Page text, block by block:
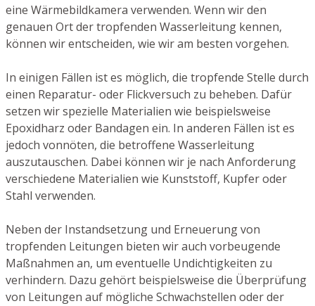
eine Wärmebildkamera verwenden. Wenn wir den
genauen Ort der tropfenden Wasserleitung kennen,
können wir entscheiden, wie wir am besten vorgehen.
In einigen Fällen ist es möglich, die tropfende Stelle durch
einen Reparatur- oder Flickversuch zu beheben. Dafür
setzen wir spezielle Materialien wie beispielsweise
Epoxidharz oder Bandagen ein. In anderen Fällen ist es
jedoch vonnöten, die betroffene Wasserleitung
auszutauschen. Dabei können wir je nach Anforderung
verschiedene Materialien wie Kunststoff, Kupfer oder
Stahl verwenden.
Neben der Instandsetzung und Erneuerung von
tropfenden Leitungen bieten wir auch vorbeugende
Maßnahmen an, um eventuelle Undichtigkeiten zu
verhindern. Dazu gehört beispielsweise die Überprüfung
von Leitungen auf mögliche Schwachstellen oder der